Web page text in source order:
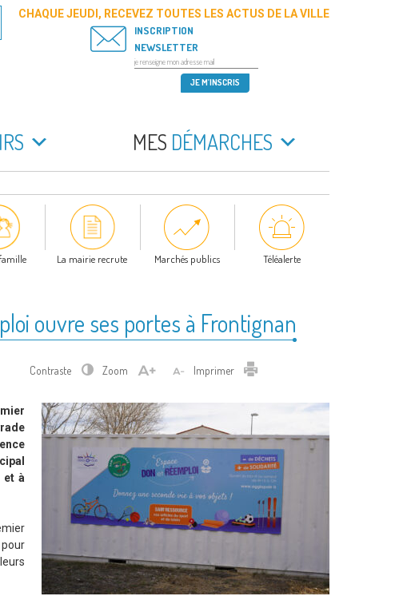
Recherche
CHAQUE JEUDI, RECEVEZ TOUTES LES ACTUS DE LA VILLE
INSCRIPTION
NEWSLETTER
MES DÉMARCHES
La mairie recrute Marchés publics Téléalerte
ouvre ses portes à Frontignan
Contraste Zoom Imprimer Imprimer
et à